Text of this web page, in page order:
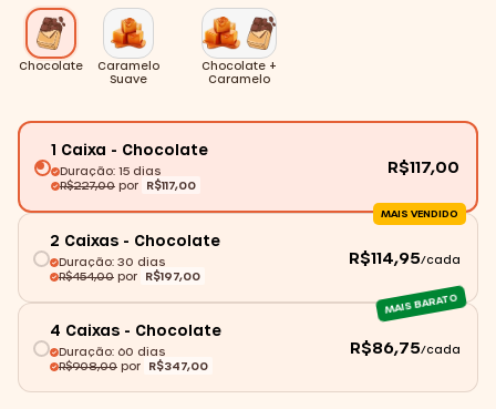
Chocolate
Caramelo
Suave
Chocolate +
Caramelo
1 Caixa - Chocolate
Duração: 15 dias
R$227,00 por R$117,00
R$117,00
MAIS VENDIDO
2 Caixas - Chocolate
Duração: 30 dias
R$454,00 por R$197,00
R$114,95/cada
MAIS BARATO
4 Caixas - Chocolate
Duração: 60 dias
R$908,00 por R$347,00
R$86,75/cada